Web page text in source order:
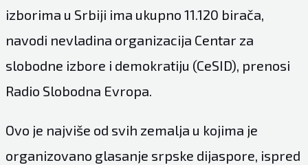
izborima u Srbiji ima ukupno 11.120 birača,
navodi nevladina organizacija Centar za
slobodne izbore i demokratiju (CeSID), prenosi
Radio Slobodna Evropa.
Ovo je najviše od svih zemalja u kojima je
organizovano glasanje srpske dijaspore, ispred